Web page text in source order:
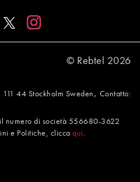
© Rebtel 2026
44 Stockholm Sweden , Contatto:
numero di società 556680-3622
e Politiche, clicca qui .